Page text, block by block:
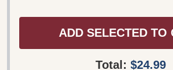
ADD SELECTED TO
Total: $24.99